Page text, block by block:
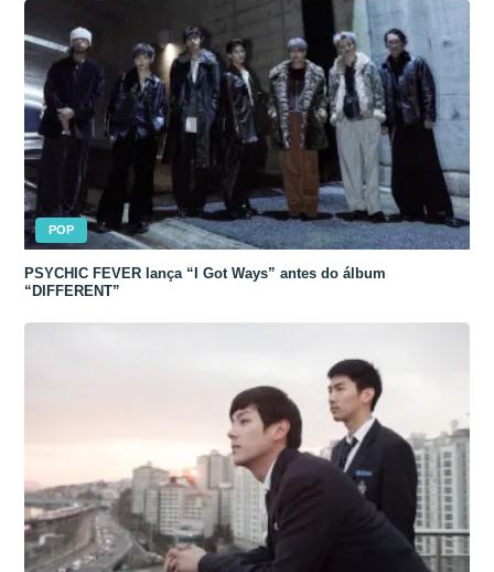
POP
PSYCHIC FEVER lança “I Got Ways” antes do álbum
“DIFFERENT”